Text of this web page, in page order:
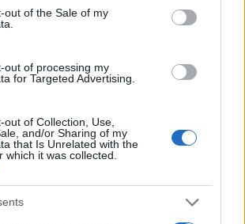
out of the Sale of my
out of processing my
for Targeted Advertising.
out of Collection, Use,
and/or Sharing of my
that Is Unrelated with the
which it was collected.
στο 2,9%. Υπηρεσίες και τρόφιμα
ζωντανές.
Ομάδα